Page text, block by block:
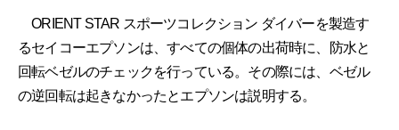
ORIENT STAR スポーツコレクション ダイバーを製造す
るセイコーエプソンは、すべての個体の出荷時に、防水と
回転ベゼルのチェックを行っている。その際には、ベゼル
の逆回転は起きなかったとエプソンは説明する。